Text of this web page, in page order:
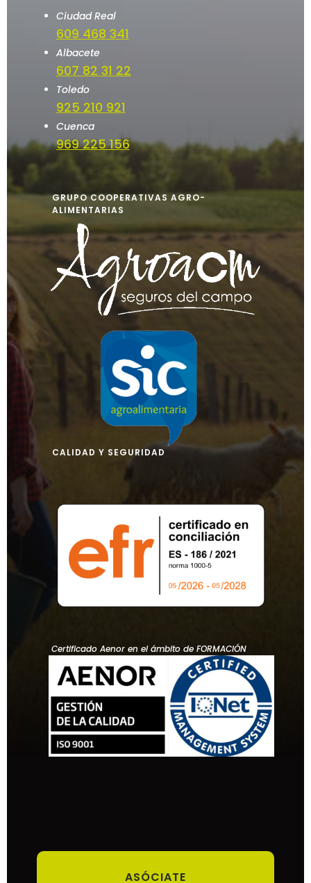
Ciudad Real
609 468 341
Albacete
607 82 31 22
Toledo
925 210 921
Cuenca
969 225 156
GRUPO COOPERATIVAS AGRO-
ALIMENTARIAS
CALIDAD Y SEGURIDAD
Certificado Aenor en el ámbito de FORMACIÓN
ASÓCIATE